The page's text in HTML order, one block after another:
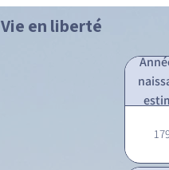
Vie en liberté